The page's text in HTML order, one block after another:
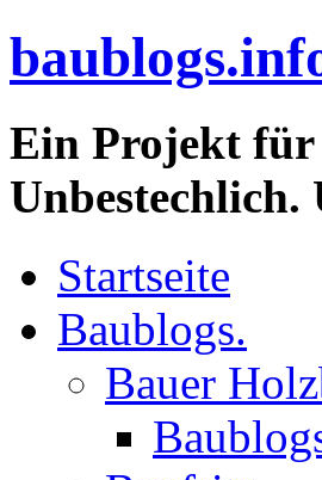
Ein Projekt für
Unbestechlich.
Startseite
Baublogs.
Bauer